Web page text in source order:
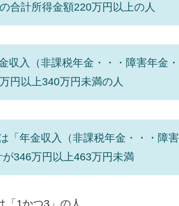
合計所得金額220万円以上の人
収入（非課税年金・・・障害年金
円以上340万円未満の人
「年金収入（非課税年金・・・障
346万円以上463万円未満
1かつ3」の人。